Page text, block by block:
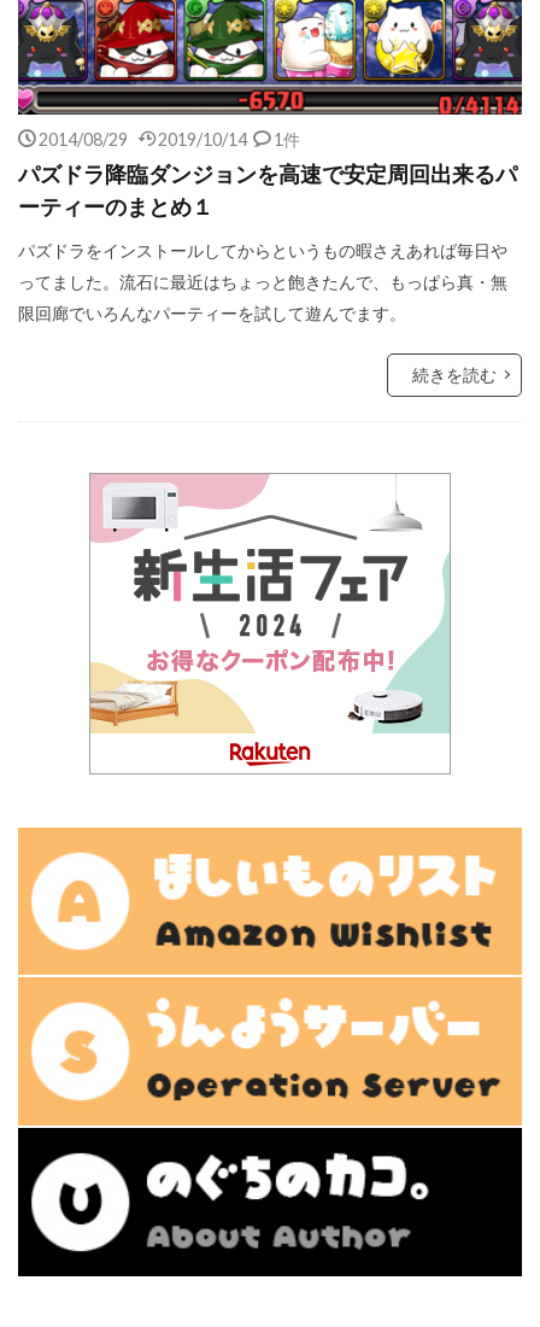
2014/08/29 2019/10/14 1件
パズドラ降臨ダンジョンを高速で安定周回出来るパ
ーティーのまとめ１
パズドラをインストールしてからというもの暇さえあれば毎日や
ってました。流石に最近はちょっと飽きたんで、もっぱら真・無
限回廊でいろんなパーティーを試して遊んでます。
続きを読む